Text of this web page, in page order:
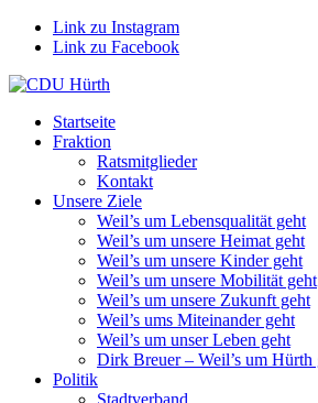
Link zu Instagram
Link zu Facebook
Startseite
Fraktion
Ratsmitglieder
Kontakt
Unsere Ziele
Weil’s um Lebensqualität geht
Weil’s um unsere Heimat geht
Weil’s um unsere Kinder geht
Weil’s um unsere Mobilität geht
Weil’s um unsere Zukunft geht
Weil’s ums Miteinander geht
Weil’s um unser Leben geht
Dirk Breuer – Weil’s um Hürth
Politik
Stadtverband